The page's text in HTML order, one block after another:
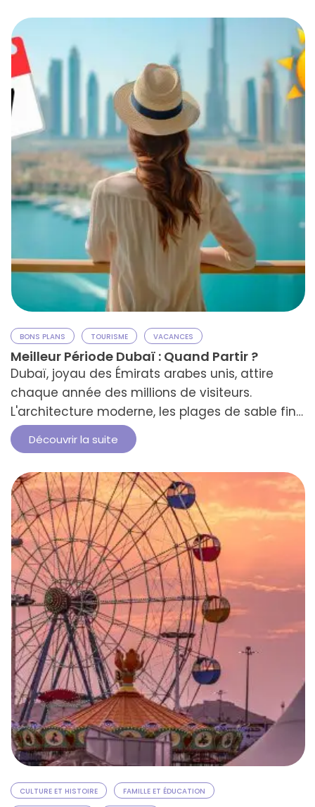
populaires et des restaurants très prisés. De
plus, des attractions spécifiques, telles que les
sports nautiques et les vues panoramiques,
enrichissent …
BONS PLANS TOURISME VACANCES
Meilleur Période Dubaï : Quand Partir ?
Dubaï, joyau des Émirats arabes unis, attire
chaque année des millions de visiteurs.
L'architecture moderne, les plages de sable fin,
et le climat chaud de Dubaï en font une
destination de rêve pour des vacances
uniques. Cependant, bien choisir la meilleure
période pour visiter Dubaï est crucial pour
profiter pleinement de la ville et de …
Découvrir la suite
CULTURE ET HISTOIRE FAMILLE ET ÉDUCATION